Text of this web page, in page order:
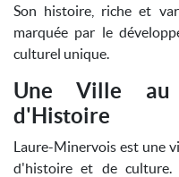
Son histoire, riche et
marquée par le
culturel unique.
Une Ville au
d'Histoire
Laure-Minervois est une
d'histoire et de culture.